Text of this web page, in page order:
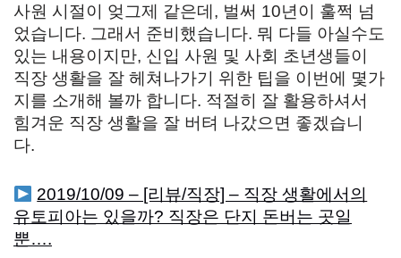
사원 시절이 엊그제 같은데, 벌써 10년이 훌쩍 넘
었습니다. 그래서 준비했습니다. 뭐 다들 아실수도
있는 내용이지만, 신입 사원 및 사회 초년생들이
직장 생활을 잘 헤쳐나가기 위한 팁을 이번에 몇가
지를 소개해 볼까 합니다. 적절히 잘 활용하셔서
힘겨운 직장 생활을 잘 버텨 나갔으면 좋겠습니
다.
2019/10/09 – [리뷰/직장] – 직장 생활에서의
유토피아는 있을까? 직장은 단지 돈버는 곳일
뿐….